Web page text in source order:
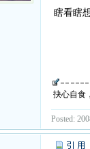
瞎看瞎
抉心自食
Posted: